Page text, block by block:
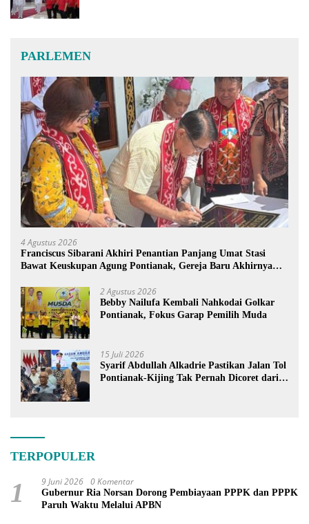
PARLEMEN
4 Agustus 2026
Franciscus Sibarani Akhiri Penantian Panjang Umat Stasi
Bawat Keuskupan Agung Pontianak, Gereja Baru Akhirnya
2 Agustus 2026
Bebby Nailufa Kembali Nahkodai Golkar
Pontianak, Fokus Garap Pemilih Muda
15 Juli 2026
Syarif Abdullah Alkadrie Pastikan Jalan Tol
Pontianak-Kijing Tak Pernah Dicoret dari
TERPOPULER
1 9 Juni 2026 0 Komentar
Gubernur Ria Norsan Dorong Pembiayaan PPPK dan PPPK
Paruh Waktu Melalui APBN